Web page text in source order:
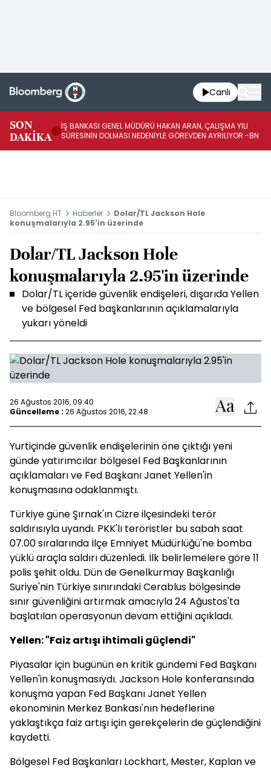
Canlı
SON
DAKİKA
İŞ BANKASI GENEL MÜDÜRÜ HAKAN ARAN, ÇALIŞMA YILI
SÜRESİNİN DOLMASI NEDENİYLE GÖREVDEN AYRILIYOR -BN
Bloomberg HT Haberler
Dolar/TL Jackson Hole
konuşmalarıyla 2.95'in üzerinde
Dolar/TL Jackson Hole
konuşmalarıyla 2.95'in üzerinde
Dolar/TL içeride güvenlik endişeleri, dışarıda Yellen
ve bölgesel Fed başkanlarının açıklamalarıyla
yukarı yöneldi
26 Ağustos 2016, 09:40
Güncelleme : 26 Ağustos 2016, 22:48
Yurtiçinde güvenlik endişelerinin öne çıktığı yeni
günde yatırımcılar bölgesel Fed Başkanlarının
açıklamaları ve Fed Başkanı Janet Yellen'in
konuşmasına odaklanmıştı.
Türkiye güne Şırnak'ın Cizre ilçesindeki terör
saldırısıyla uyandı. PKK'lı teröristler bu sabah saat
07.00 sıralarında İlçe Emniyet Müdürlüğü'ne bomba
yüklü araçla saldırı düzenledi. İlk belirlemelere göre 11
polis şehit oldu. Dün de Genelkurmay Başkanlığı
Suriye'nin Türkiye sınırındaki Cerablus bölgesinde
sınır güvenliğini artırmak amacıyla 24 Ağustos'ta
başlatılan operasyonun devam ettiğini açıkladı.
Yellen: "Faiz artışı ihtimali güçlendi"
Piyasalar için bugünün en kritik gündemi Fed Başkanı
Yellen'in konuşmasıydı. Jackson Hole konferansında
konuşma yapan Fed Başkanı Janet Yellen
ekonominin Merkez Bankası'nın hedeflerine
yaklaştıkça faiz artışı için gerekçelerin de güçlendiğini
kaydetti.
Bölgesel Fed Başkanları Lockhart, Mester, Kaplan ve